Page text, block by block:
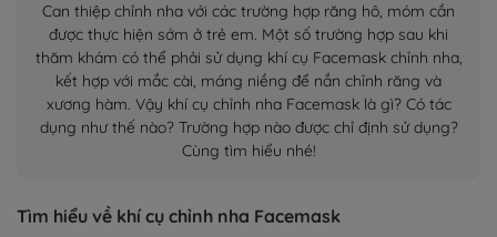
Can thiệp chỉnh nha với các trường hợp răng hô, móm cần
được thực hiện sớm ở trẻ em. Một số trường hợp sau khi
thăm khám có thể phải sử dụng khí cụ Facemask chỉnh nha,
kết hợp với mắc cài, máng niềng để nắn chỉnh răng và
xương hàm. Vậy khí cụ chỉnh nha Facemask là gì? Có tác
dụng như thế nào? Trường hợp nào được chỉ định sử dụng?
Cùng tìm hiểu nhé!
Tìm hiểu về khí cụ chỉnh nha Facemask